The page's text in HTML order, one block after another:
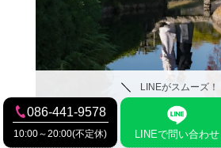
LINEがスムーズ！
086-441-9578
10:00～20:00(不定休) LINEで問い合わせ